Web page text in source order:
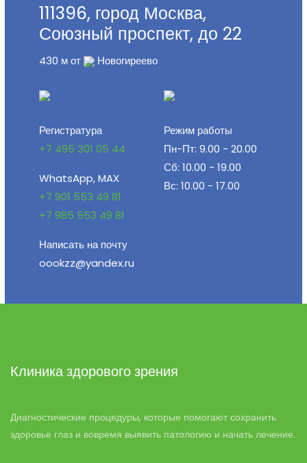
111396, город Москва,
Союзный проспект, до 22
430 м от Новогиреево
Регистратура
+7 495 301 05 44
WhatsApp, MAX
+7 901 553 49 81
+7 985 553 49 81
Написать на почту
oookzz@yandex.ru
Режим работы
Пн-Пт: 9.00 - 20.00
Сб: 10.00 - 19.00
Вс: 10.00 - 17.00
Клиника здорового зрения
Диагностические процедуры, которые помогают сохранить
здоровье глаз и вовремя выявить патологию и начать лечение.